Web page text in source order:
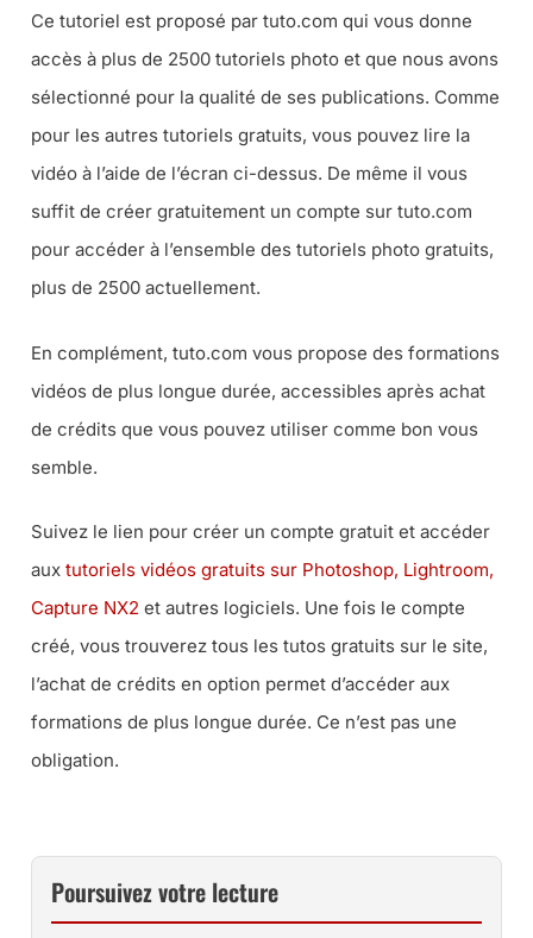
Ce tutoriel est proposé par tuto.com qui vous donne
accès à plus de 2500 tutoriels photo et que nous avons
sélectionné pour la qualité de ses publications. Comme
pour les autres tutoriels gratuits, vous pouvez lire la
vidéo à l’aide de l’écran ci-dessus. De même il vous
suffit de créer gratuitement un compte sur tuto.com
pour accéder à l’ensemble des tutoriels photo gratuits,
plus de 2500 actuellement.
En complément, tuto.com vous propose des formations
vidéos de plus longue durée, accessibles après achat
de crédits que vous pouvez utiliser comme bon vous
semble.
Suivez le lien pour créer un compte gratuit et accéder
aux tutoriels vidéos gratuits sur Photoshop, Lightroom,
Capture NX2 et autres logiciels. Une fois le compte
créé, vous trouverez tous les tutos gratuits sur le site,
l’achat de crédits en option permet d’accéder aux
formations de plus longue durée. Ce n’est pas une
obligation.
Poursuivez votre lecture